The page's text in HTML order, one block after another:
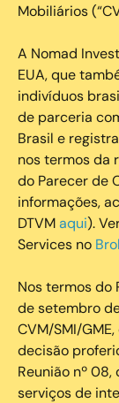
Mobiliários
‍A Nomad
EUA, que
indivíduos
de parceria
Brasil e
nos termos da
do Parecer de
informações,
DTVMaqui).
Services no
Nos termos do
de setembro
CVM/SMI/
decisão
Reunião nº
serviços de